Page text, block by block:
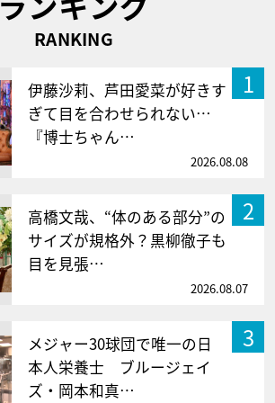
RANKING
1
伊藤沙莉、芦田愛菜が好きす
ぎて目を合わせられない…
『博士ちゃん…
2026.08.08
2
高橋文哉、“体のある部分”の
サイズが規格外？黒柳徹子も
目を見張…
2026.08.07
3
メジャー30球団で唯一の日
本人栄養士 ブルージェイ
ズ・岡本和真…